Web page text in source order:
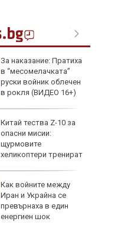
За наказание: Пратиха
в “месомелачката”
руски войник облечен
в рокля (ВИДЕО 16+)
Китай тества Z-10 за
опасни мисии:
щурмовите
хеликоптери тренират
Как войните между
Иран и Украйна се
превърнаха в един
енергиен шок